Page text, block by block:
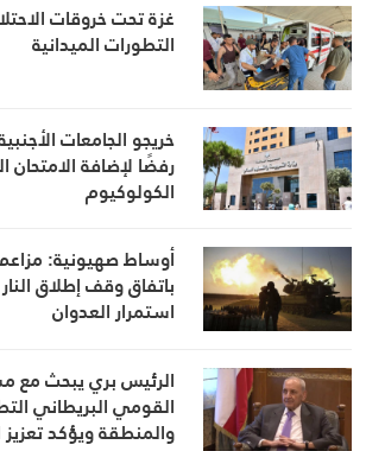
غزة تحت خروقات
التطورات الميدانية
خريجو الجامعات
رفضًا لإضافة الامتحان
الكولوكيوم
أوساط صهيونية:
باتفاق وقف إطلاق
استمرار العدوان
الرئيس بري يبحث مع
القومي البريطاني
والمنطقة ويؤكد تعزيز